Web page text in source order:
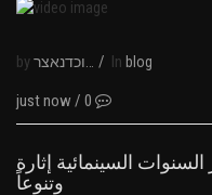
by / In blog
just now / 0
السنوات السينمائية إثارة
وتنوعاً